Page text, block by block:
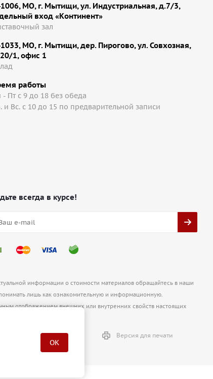
МО, г. Мытищи, ул. Индустриальная, д.7/3,
вход «Континент»
зал
МО, г. Мытищи, дер. Пирогово, ул. Совхозная,
1, офис 1
работы
- Пт с 9 до 18 без обеда
и Вс. с 10 до 15 по предварительной записи
всегда в курсе!
информации о стоимости материалов обращайтесь в наши
лишь как ознакомительную и информационную.
отображением внешних или внутренних свойств настоящих
Версия для печати
OK